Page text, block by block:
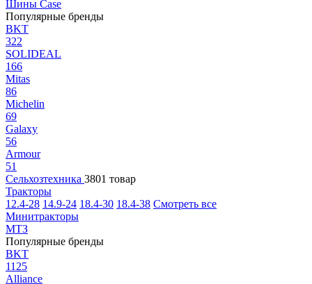
Шины Case
Популярные бренды
BKT
322
SOLIDEAL
166
Mitas
86
Michelin
69
Galaxy
56
Armour
51
Сельхозтехника 3801 товар
Тракторы
12.4-28 14.9-24 18.4-30 18.4-38 Смотреть все
Минитракторы
МТЗ
Популярные бренды
BKT
1125
Alliance